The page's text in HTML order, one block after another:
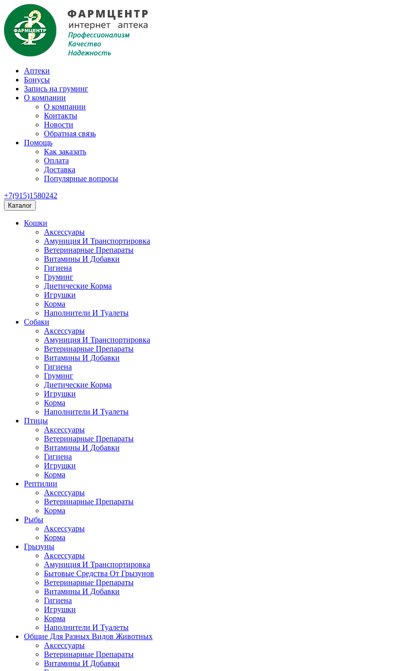
Аптеки
Бонусы
Запись на груминг
О компании
О компании
Контакты
Новости
Обратная связь
Помощь
Как заказать
Оплата
Доставка
Популярные вопросы
+7(915)1580242
Каталог
Кошки
Аксессуары
Амуниция И Транспортировка
Ветеринарные Препараты
Витамины И Добавки
Гигиена
Груминг
Диетические Корма
Игрушки
Корма
Наполнители И Туалеты
Собаки
Аксессуары
Амуниция И Транспортировка
Ветеринарные Препараты
Витамины И Добавки
Гигиена
Груминг
Диетические Корма
Игрушки
Корма
Наполнители И Туалеты
Птицы
Аксессуары
Ветеринарные Препараты
Витамины И Добавки
Гигиена
Игрушки
Корма
Рептилии
Аксессуары
Ветеринарные Препараты
Корма
Рыбы
Аксессуары
Корма
Грызуны
Аксессуары
Амуниция И Транспортировка
Бытовые Средства От Грызунов
Ветеринарные Препараты
Витамины И Добавки
Гигиена
Игрушки
Корма
Наполнители И Туалеты
Общие Для Разных Видов Животных
Аксессуары
Ветеринарные Препараты
Витамины И Добавки